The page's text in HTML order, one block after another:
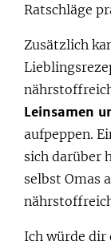
Ratschläge
Zusätzlich
Leinsamen
aufpeppen.
sich darüber
selbst Omas
Ich würde dir